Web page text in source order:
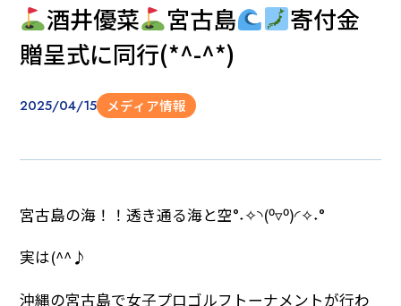
酒井優菜 宮古島
寄付金
贈呈式に同行(*^-^*)
2025/04/15 メディア情報
宮古島の海！！透き通る海と空°˖✧◝(⁰▿⁰)◜✧˖°
実は(^^♪
沖縄の宮古島で女子プロゴルフトーナメントが行わ